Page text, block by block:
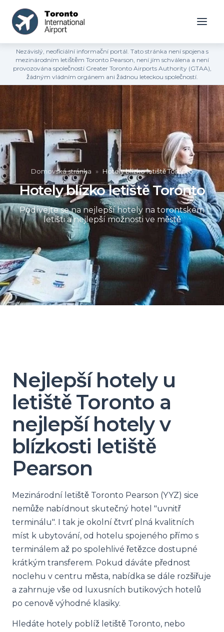
Nezávislý, neoficiální informační portál. Tato stránka není spojena s
mezinárodním letištěm Toronto Pearson, není jím schválena a není
provozována společností Greater Toronto Airports Authority (GTAA),
žádným vládním orgánem ani žádnou leteckou společností.
Domovská stránka » Hotely blízko letiště Toronto
Hotely blízko letiště Toronto
Podívejte se na nejlepší hotely na torontském
letišti a nejlepší možnosti ve městě
Nejlepší hotely u
letiště Toronto a
nejlepší hotely v
blízkosti letiště
Pearson
Mezinárodní letiště Toronto Pearson (YYZ) sice
nemůže nabídnout skutečný hotel "uvnitř
terminálu". I tak je okolní čtvrť plná kvalitních
míst k ubytování, od hotelu spojeného přímo s
terminálem až po spolehlivé řetězce dostupné
krátkým transferem. Pokud dáváte přednost
noclehu v centru města, nabídka se dále rozšiřuje
a zahrnuje vše od luxusních butikových hotelů
po cenově výhodné klasiky.
Hledáte hotely poblíž letiště Toronto, nebo